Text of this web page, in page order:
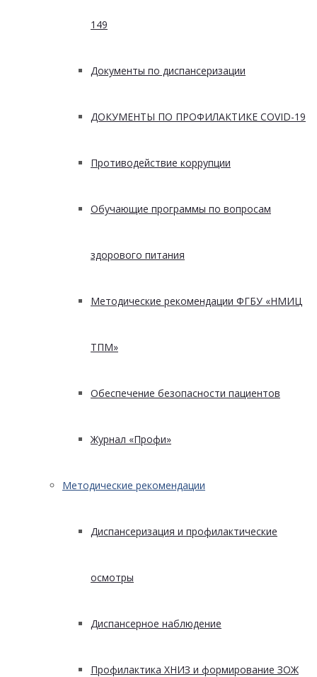
149
Документы по диспансеризации
ДОКУМЕНТЫ ПО ПРОФИЛАКТИКЕ COVID-19
Противодействие коррупции
Обучающие программы по вопросам
здорового питания
Методические рекомендации ФГБУ «НМИЦ
ТПМ»
Обеспечение безопасности пациентов
Журнал «Профи»
Методические рекомендации
Диспансеризация и профилактические
осмотры
Диспансерное наблюдение
Профилактика ХНИЗ и формирование ЗОЖ